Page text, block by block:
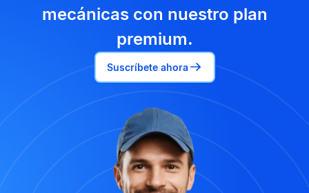
mecánicas con nuestro plan
premium.
Suscríbete ahora